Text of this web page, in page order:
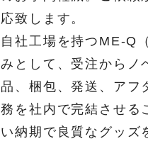
致します。
社工場を持つME-Q
として、受注からノ
、梱包、発送、アフ
を社内で完結させる
納期で良質なグッズ